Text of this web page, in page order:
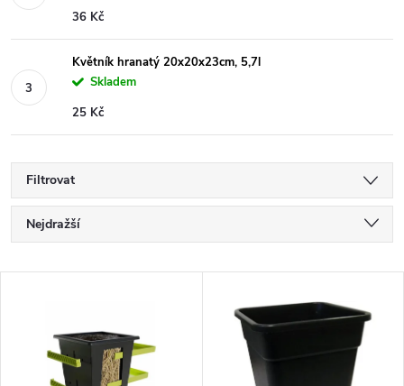
36 Kč
Květník hranatý 20x20x23cm, 5,7l
Skladem
25 Kč
Filtrovat
Ř
a
Nejdražší
Abecedně